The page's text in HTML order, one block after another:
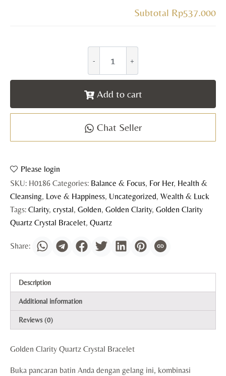
Subtotal Rp537.000
Add to cart
Chat Seller
Please login
SKU: H0186 Categories: Balance & Focus, For Her, Health &
Cleansing, Love & Happiness, Uncategorized, Wealth & Luck
Tags: Clarity, crystal, Golden, Golden Clarity, Golden Clarity
Quartz Crystal Bracelet, Quartz
Description
Additional information
Reviews (0)
Golden Clarity Quartz Crystal Bracelet
Buka pancaran batin Anda dengan gelang ini, kombinasi